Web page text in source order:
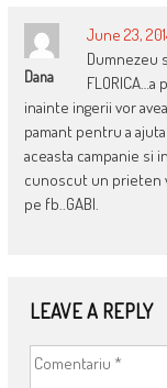
Dana
June 23,
Dumnezeu
inainte ingerii vor
pamant pentru a
aceasta campanie si
cunoscut un prieten
pe fb..GABI.
LEAVE A REPLY